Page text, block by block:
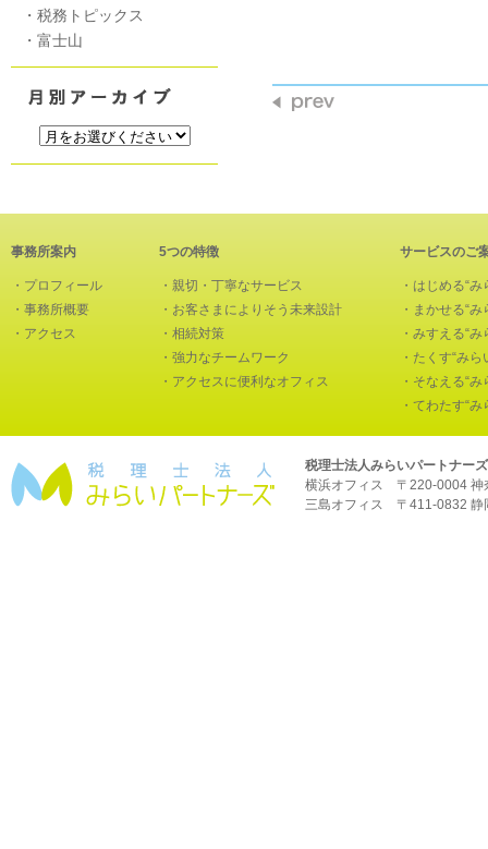
・ 税務トピックス
・ 富士山
事務所案内
・ プロフィール
・ 事務所概要
・ アクセス
5つの特徴
・ 親切・丁寧なサービス
・ お客さまによりそう未来設計
・ 相続対策
・ 強力なチームワーク
・ アクセスに便利なオフィス
サービスのご
・ はじめる“み
・ まかせる“み
・ みすえる“み
・ たくす“みら
・ そなえる“み
・ てわたす“み
税理士法人みらいパートナーズ
横浜オフィス 〒220-0004
三島オフィス 〒411-0832